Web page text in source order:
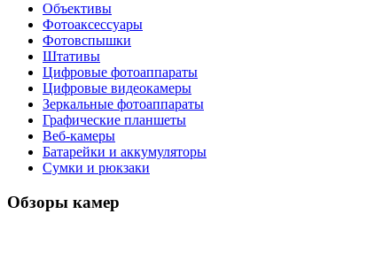
Объективы
Фотоаксессуары
Фотовспышки
Штативы
Цифровые фотоаппараты
Цифровые видеокамеры
Зеркальные фотоаппараты
Графические планшеты
Веб-камеры
Батарейки и аккумуляторы
Сумки и рюкзаки
Обзоры камер